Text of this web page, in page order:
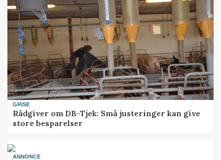
GRISE
Rådgiver om DB-Tjek: Små justeringer kan give
store besparelser
ANNONCE